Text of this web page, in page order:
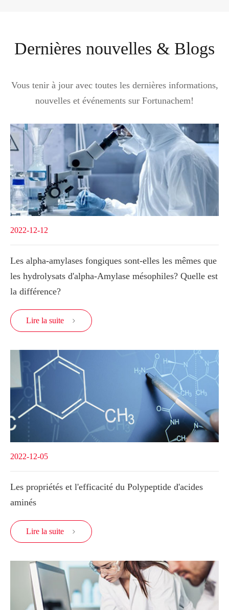
Dernières nouvelles & Blogs
Vous tenir à jour avec toutes les dernières informations,
nouvelles et événements sur Fortunachem!
2022-12-12
Les alpha-amylases fongiques sont-elles les mêmes que
les hydrolysats d'alpha-Amylase mésophiles? Quelle est
la différence?
Lire la suite 
2022-12-05
Les propriétés et l'efficacité du Polypeptide d'acides
aminés
Lire la suite 